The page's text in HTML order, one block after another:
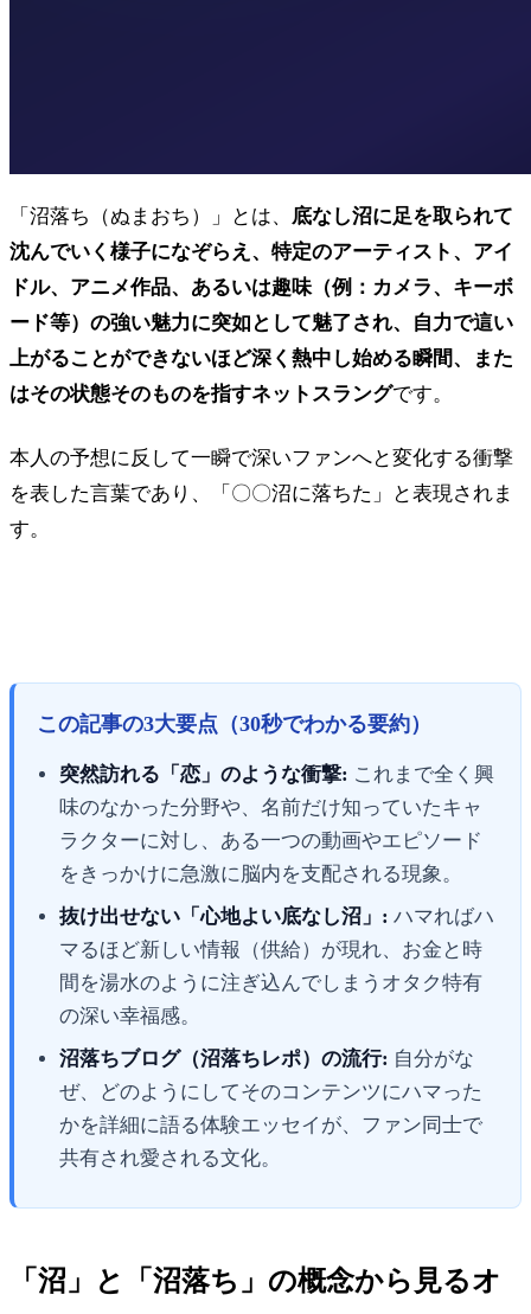
「沼落ち（ぬまおち）」とは、 底なし沼に足を取られて
沈んでいく様子になぞらえ、特定のアーティスト、アイ
ドル、アニメ作品、あるいは趣味（例：カメラ、キーボ
ード等）の強い魅力に突如として魅了され、自力で這い
上がることができないほど深く熱中し始める瞬間、また
はその状態そのものを指すネットスラングです。
本人の予想に反して一瞬で深いファンへと変化する衝撃
を表した言葉であり、「〇〇沼に落ちた」と表現されま
す。
この記事の3大要点（30秒でわかる要約）
突然訪れる「恋」のような衝撃: これまで全く興
味のなかった分野や、名前だけ知っていたキャ
ラクターに対し、ある一つの動画やエピソード
をきっかけに急激に脳内を支配される現象。
抜け出せない「心地よい底なし沼」: ハマればハ
マるほど新しい情報（供給）が現れ、お金と時
間を湯水のように注ぎ込んでしまうオタク特有
の深い幸福感。
沼落ちブログ（沼落ちレポ）の流行: 自分がな
ぜ、どのようにしてそのコンテンツにハマった
かを詳細に語る体験エッセイが、ファン同士で
共有され愛される文化。
「沼」と「沼落ち」の概念から見るオ